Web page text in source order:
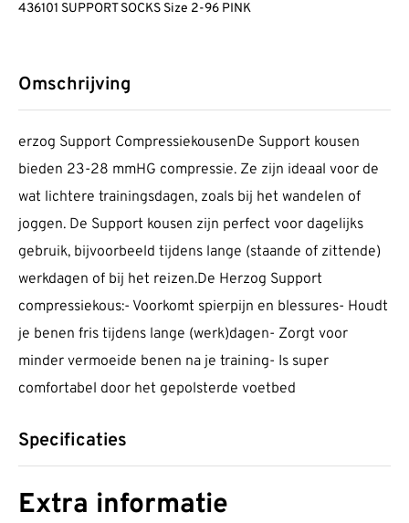
436101 SUPPORT SOCKS Size 2-96 PINK
Omschrijving
erzog Support CompressiekousenDe Support kousen
bieden 23-28 mmHG compressie. Ze zijn ideaal voor de
wat lichtere trainingsdagen, zoals bij het wandelen of
joggen. De Support kousen zijn perfect voor dagelijks
gebruik, bijvoorbeeld tijdens lange (staande of zittende)
werkdagen of bij het reizen.De Herzog Support
compressiekous:- Voorkomt spierpijn en blessures- Houdt
je benen fris tijdens lange (werk)dagen- Zorgt voor
minder vermoeide benen na je training- Is super
comfortabel door het gepolsterde voetbed
Specificaties
Extra informatie